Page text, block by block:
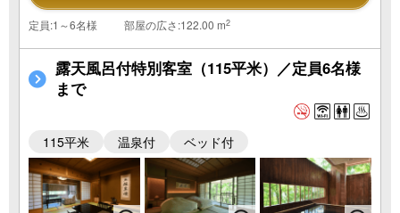
定員:1～6名様 部屋の広さ:122.00 m2
露天風呂付特別客室（115平米）／定員6名様
まで
115平米 温泉付 ベッド付